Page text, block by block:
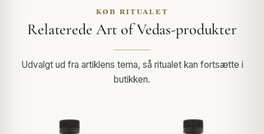
KØB RITUALET
Relaterede Art of Vedas-produkter
Udvalgt ud fra artiklens tema, så ritualet kan fortsætte i
butikken.